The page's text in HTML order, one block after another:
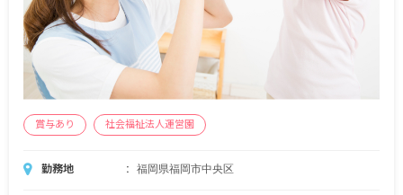
賞与あり 社会福祉法人運営園
勤務地 福岡県福岡市中央区